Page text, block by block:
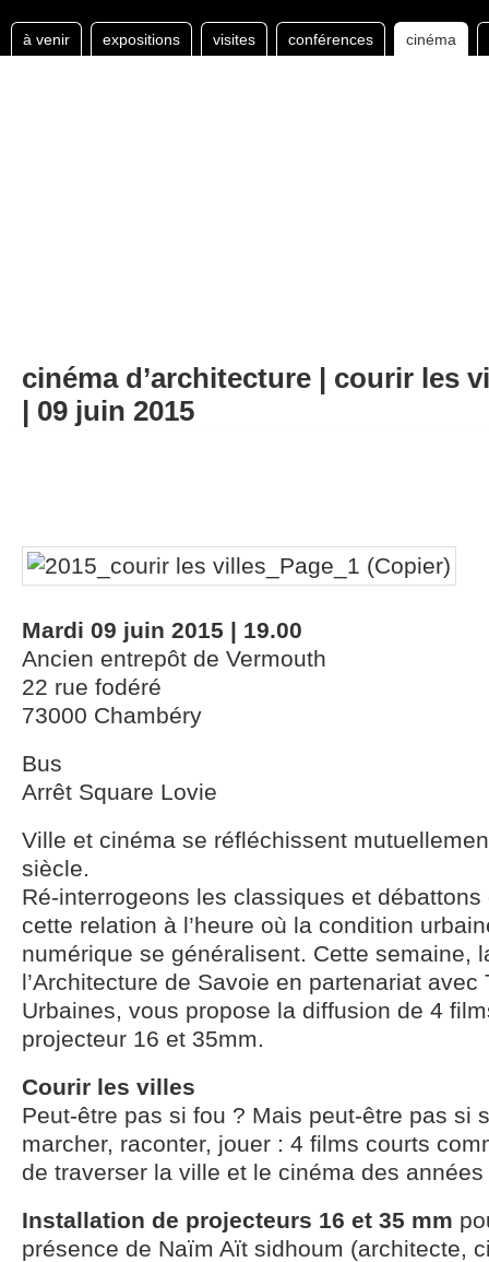
à venir expositions visites conférences cinéma
cinéma d’architecture | courir les
| 09 juin 2015
Mardi 09 juin 2015 | 19.00
Ancien entrepôt de Vermouth
22 rue fodéré
73000 Chambéry
Bus
Arrêt Square Lovie
Ville et cinéma se réfléchissent
siècle.
Ré-interrogeons les classiques et débattons
cette relation à l’heure où la condition
numérique se généralisent. Cette semaine,
l’Architecture de Savoie en partenariat avec
Urbaines, vous propose la diffusion de 4
projecteur 16 et 35mm.
Courir les villes
Peut-être pas si fou ? Mais peut-être pas si
marcher, raconter, jouer : 4 films courts
de traverser la ville et le cinéma des années
Installation de projecteurs 16 et 35 mm
présence de Naïm Aït sidhoum (architecte,